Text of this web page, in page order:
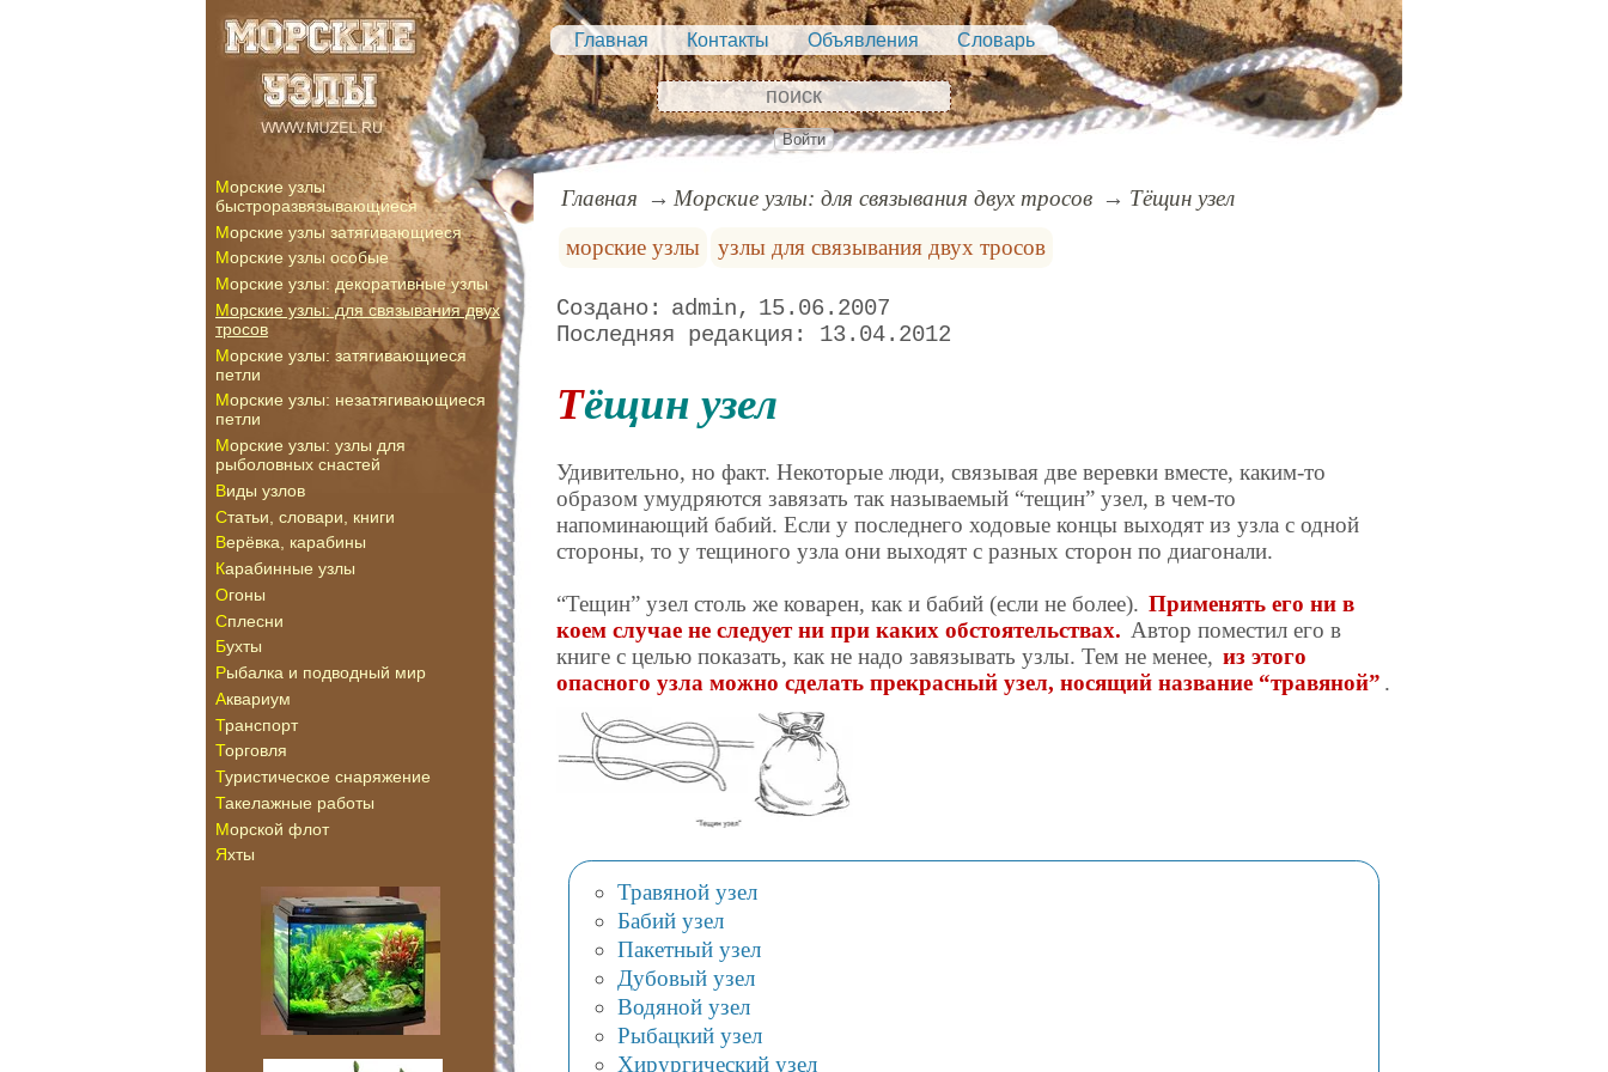
Главная Контакты Объявления Словарь
Войти
Морские узлы
быстроразвязывающиеся
Морские узлы затягивающиеся
Морские узлы особые
Морские узлы: декоративные узлы
Морские узлы: для связывания двух
тросов
Морские узлы: затягивающиеся
петли
Морские узлы: незатягивающиеся
петли
Морские узлы: узлы для
рыболовных снастей
Виды узлов
Статьи, словари, книги
Верёвка, карабины
Карабинные узлы
Огоны
Сплесни
Бухты
Рыбалка и подводный мир
Аквариум
Транспорт
Торговля
Туристическое снаряжение
Такелажные работы
Морской флот
Яхты
Главная Морские узлы: для связывания двух тросов
Тёщин узел
морские узлы
узлы для связывания двух тросов
admin
15.06.2007
13.04.2012
Тёщин узел
Удивительно, но факт. Некоторые люди, связывая две веревки вместе, каким-то
образом умудряются завязать так называемый “тещин” узел, в чем-то
напоминающий бабий. Если у последнего ходовые концы выходят из узла с одной
стороны, то у тещиного узла они выходят с разных сторон по диагонали.
“Тещин” узел столь же коварен, как и бабий (если не более). Применять его ни в
коем случае не следует ни при каких обстоятельствах. Автор поместил его в
книге с целью показать, как не надо завязывать узлы. Тем не менее, из этого
опасного узла можно сделать прекрасный узел, носящий название “травяной” .
Травяной узел
Бабий узел
Пакетный узел
Дубовый узел
Водяной узел
Рыбацкий узел
Хирургический узел